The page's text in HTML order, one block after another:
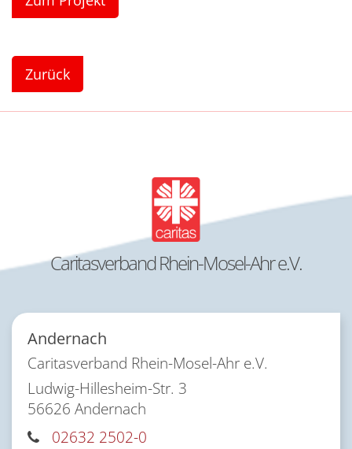
Zurück
Caritasverband Rhein-Mosel-Ahr e.V.
Andernach
Caritasverband Rhein-Mosel-Ahr e.V.
Ludwig-Hillesheim-Str. 3
56626 Andernach
02632 2502-0